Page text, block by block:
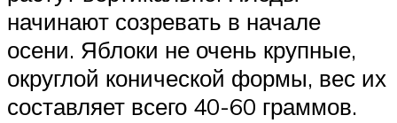
начинают созревать в начале
осени. Яблоки не очень крупные,
округлой конической формы, вес их
составляет всего 40-60 граммов.